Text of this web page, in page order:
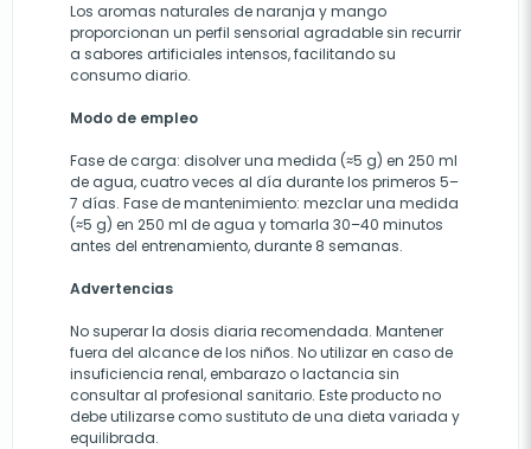
Los aromas naturales de naranja y mango
proporcionan un perfil sensorial agradable sin recurrir
a sabores artificiales intensos, facilitando su
consumo diario.
Modo de empleo
Fase de carga: disolver una medida (≈5 g) en 250 ml
de agua, cuatro veces al día durante los primeros 5–
7 días. Fase de mantenimiento: mezclar una medida
(≈5 g) en 250 ml de agua y tomarla 30–40 minutos
antes del entrenamiento, durante 8 semanas.
Advertencias
No superar la dosis diaria recomendada. Mantener
fuera del alcance de los niños. No utilizar en caso de
insuficiencia renal, embarazo o lactancia sin
consultar al profesional sanitario. Este producto no
debe utilizarse como sustituto de una dieta variada y
equilibrada.